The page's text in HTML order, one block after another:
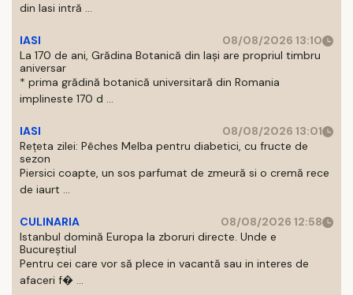
din Iasi intră ...
IASI
08/08/2026 13:10
La 170 de ani, Grădina Botanică din Iași are propriul timbru
aniversar
* prima grădină botanică universitară din Romania
implineste 170 d ...
IASI
08/08/2026 13:01
Rețeta zilei: Pêches Melba pentru diabetici, cu fructe de
sezon
Piersici coapte, un sos parfumat de zmeură si o cremă rece
de iaurt ...
CULINARIA
08/08/2026 12:58
Istanbul domină Europa la zboruri directe. Unde e
Bucureștiul
Pentru cei care vor să plece in vacantă sau in interes de
afaceri f� ...